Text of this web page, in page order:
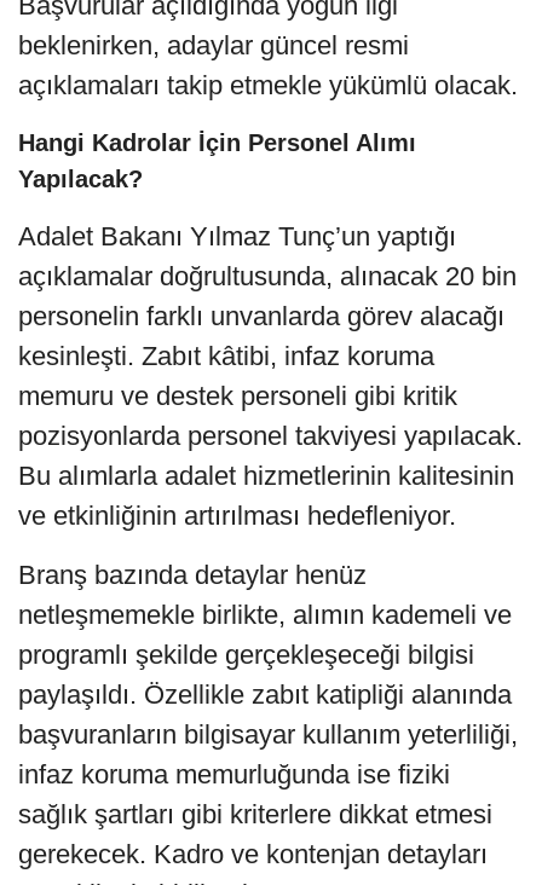
beklenirken, adaylar güncel resmi
açıklamaları takip etmekle yükümlü olacak.
Hangi Kadrolar İçin Personel Alımı
Yapılacak?
Adalet Bakanı Yılmaz Tunç’un yaptığı
açıklamalar doğrultusunda, alınacak 20 bin
personelin farklı unvanlarda görev alacağı
kesinleşti. Zabıt kâtibi, infaz koruma
memuru ve destek personeli gibi kritik
pozisyonlarda personel takviyesi yapılacak.
Bu alımlarla adalet hizmetlerinin kalitesinin
ve etkinliğinin artırılması hedefleniyor.
Branş bazında detaylar henüz
netleşmemekle birlikte, alımın kademeli ve
programlı şekilde gerçekleşeceği bilgisi
paylaşıldı. Özellikle zabıt katipliği alanında
başvuranların bilgisayar kullanım yeterliliği,
infaz koruma memurluğunda ise fiziki
sağlık şartları gibi kriterlere dikkat etmesi
gerekecek. Kadro ve kontenjan detayları